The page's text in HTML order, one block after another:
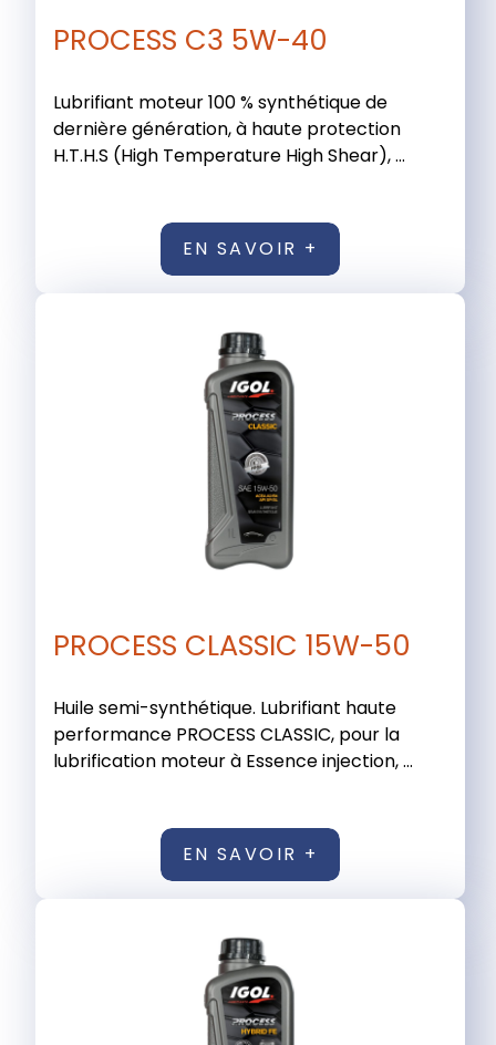
PROCESS C3 5W-40
Lubrifiant moteur 100 % synthétique de
dernière génération, à haute protection
H.T.H.S (High Temperature High Shear), ...
EN SAVOIR +
PROCESS CLASSIC 15W-50
Huile semi-synthétique. Lubrifiant haute
performance PROCESS CLASSIC, pour la
lubrification moteur à Essence injection, ...
EN SAVOIR +